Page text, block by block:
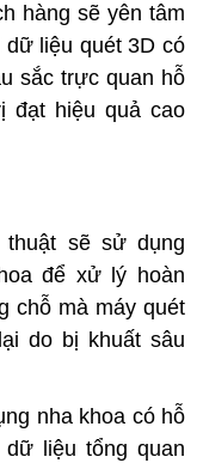
hàng sẽ yên tâm
liệu quét 3D có
sắc trực quan hỗ
đạt hiệu quả cao
sẽ sử dụng
để xử lý hoàn
chỗ mà máy quét
do bị khuất sâu
nha khoa có hỗ
liệu tổng quan